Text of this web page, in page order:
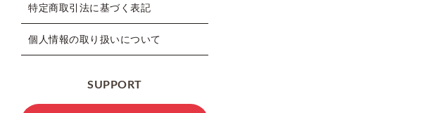
特定商取引法に基づく表記
個人情報の取り扱いについて
SUPPORT